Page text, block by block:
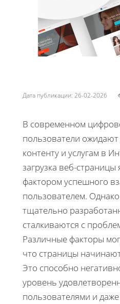
Дата публикации: 26-02-2026
В современном
пользователи
контенту и услугам в
загрузка веб-
фактором успешного
пользователем.
тщательно
сталкиваются с
Различные факторы
что страницы
Это способно
уровень
пользователями и